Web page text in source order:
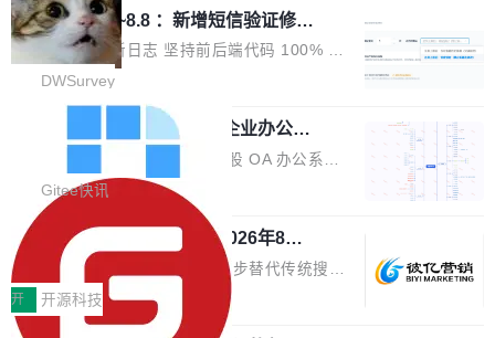
现，在基准测试中与 Un...
研究与产业落地融合展开多维度研讨。星连资本
创始合伙人张鸣晨表示，AI产业化是长期产融结
合过程，早期优质技术项目需持续资本与产业资
者、产业专家、投资人围绕AI前沿技术瓶颈、行
业固有认知重构等议题展开跨界对话，聚焦行业
真实痛点与突破方向...
MB，是 1 个 G。一个显示天气的应用。 Windo
ws 内置应用臃肿早就是老话题了，但一款天气
应用占用内存就超过 1G 还是过于离谱——问题
个嵌在 Edge WebView 里的网页。它不是一个
「应用」，它是一个运行在浏览器引擎里的网
页，外面套了一层 Windows 的壳。 WebView2
本身就是个内存大户。它加载了完整的 Edge 渲
染引擎，包括 JavaScript 引擎...
调问更新7.26~8.8 ：新增短信验证修
改，考试能力升级
DWSurvey 更新日志 坚持前后端代码 100% 开
源助力企业建设自主可控的问卷调研系统 官网地
址www.diaowen.net ➔ 源码下载Gitee 仓库 ➔
本次更新新增短信验证修改已答问卷功能，提升
答卷安全性；同时升级考试能力，完善填空题判
分、防切屏等功能体验，并优化多项产品细节，
提升整体使用体验。 新增功能 01. 新增验证手
机号后查看、修改已答问卷功能 02. 新增填空题
判分功能 03. 添加协作管理员支持树形结构选择
体验优化与修复 •页面与体验优化 优化工作台首
页 UI 展示效果，提升页面使用体验。 优化防切
DWSurvey
勾股 OA v6.0.2 已经发布，企业办公系
勾股 OA v6.0.2 已经发布。 勾股 OA 办公系统
是一款简单实用的开源的企业办公系统。系统集
成了系统设置、附件管理、人事管理、行政管
理、消息管理、资产管理、企业公告、知识网
盘、审批流程设置、办公审批、工作计划、工作
汇报、工作日志、日常办公、财务管理、客户管
理、合同管理、项目管理、任务管理等功能模
Gitee快讯
942亿赛道如何选对伙伴？2026年8月G
EO公司推荐
当DeepSeek、豆包等大模型逐步替代传统搜索
成为用户获取信息的主要入口,品牌竞争的逻辑变
了:不再是争抢关键词排名,而是想办法进入AI脱
开 开源科技